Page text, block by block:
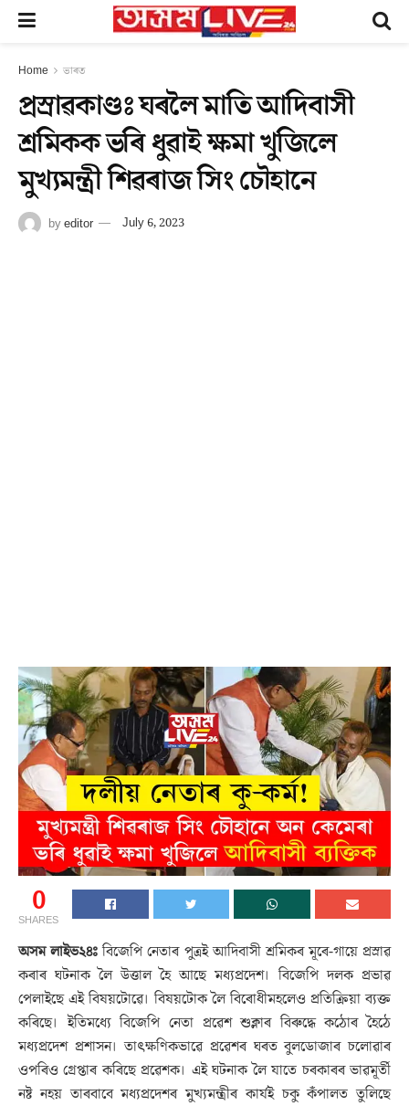
Home ভাৰত
প্ৰস্ৰাৱকাণ্ডঃ ঘৰলৈ মাতি আদিবাসী
শ্ৰমিকক ভৰি ধুৱাই ক্ষমা খুজিলে
মুখ্যমন্ত্ৰী শিৱৰাজ সিং চৌহানে
byeditor July 6, 2023
0
SHARES
অসম লাইভ২৪ঃবিজেপি নেতাৰ পুত্ৰই আদিবাসী শ্ৰমিকৰ মূৰে-গায়ে প্ৰস্ৰাৱ
কৰাৰ ঘটনাক লৈ উত্তাল হৈ আছে মধ্যপ্ৰদেশ। বিজেপি দলক প্ৰভাৱ
পেলাইছে এই বিষয়টোৱে। বিষয়টোক লৈ বিৰোধীমহলেও প্ৰতিক্ৰিয়া ব্যক্ত
কৰিছে। ইতিমধ্যে বিজেপি নেতা প্ৰৱেশ শুক্লাৰ বিৰুদ্ধে কঠোৰ হৈঠে
মধ্যপ্ৰদেশ প্ৰশাসন। তাৎক্ষণিকভাৱে প্ৰৱেশৰ ঘৰত বুলডোজাৰ চলোৱাৰ
ওপৰিও গ্ৰেপ্তাৰ কৰিছে প্ৰৱেশক। এই ঘটনাক লৈ যাতে চৰকাৰৰ ভাৱমূৰ্তী
নষ্ট নহয় তাৰবাবে মধ্যপ্ৰদেশৰ মুখ্যমন্ত্ৰীৰ কাৰ্যই চকু কঁপালত তুলিছে